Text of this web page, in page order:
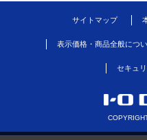
サイトマップ
表示価格・商品全般につ
セキュ